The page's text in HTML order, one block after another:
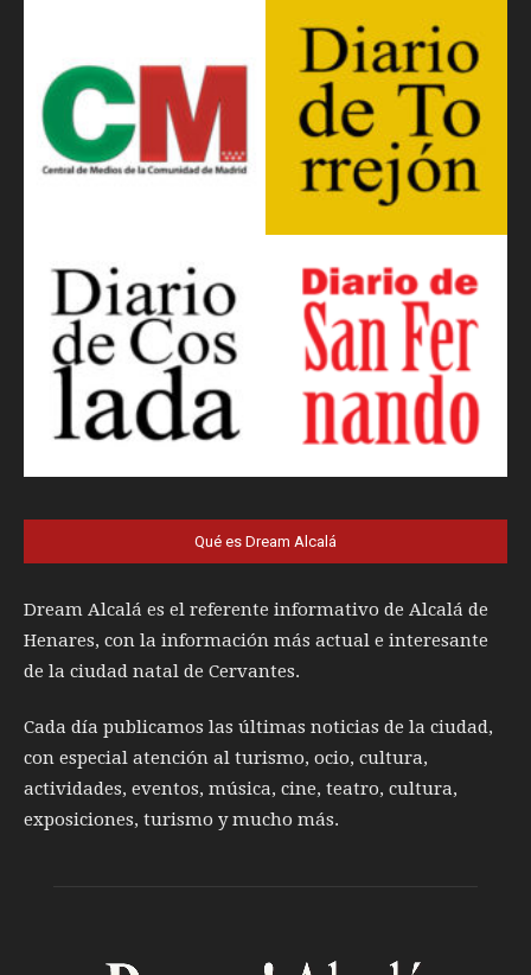
Qué es Dream Alcalá
Dream Alcalá es el referente informativo de Alcalá de
Henares, con la información más actual e interesante
de la ciudad natal de Cervantes.
Cada día publicamos las últimas noticias de la ciudad,
con especial atención al turismo, ocio, cultura,
actividades, eventos, música, cine, teatro, cultura,
exposiciones, turismo y mucho más.